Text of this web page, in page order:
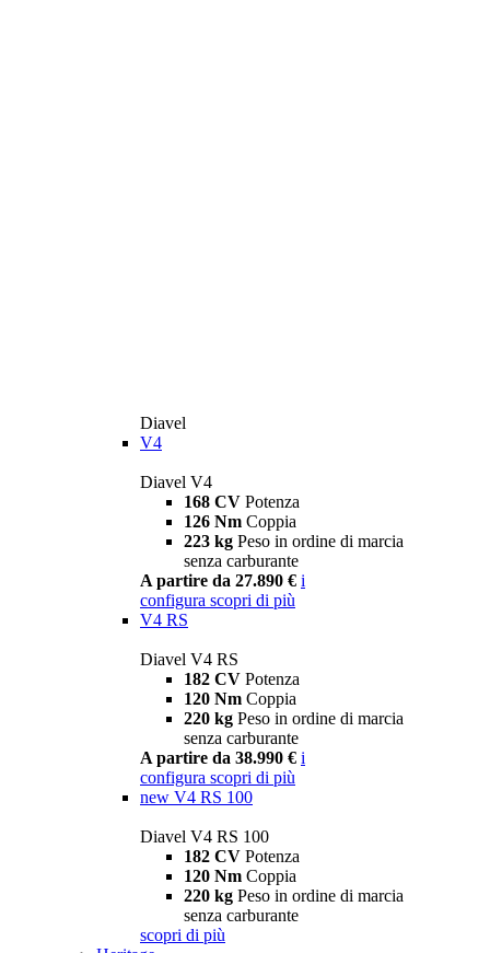
Diavel
V4
Diavel V4
168 CV Potenza
126 Nm Coppia
223 kg Peso in ordine di marcia
senza carburante
A partire da 27.890 € i
configura scopri di più
V4 RS
Diavel V4 RS
182 CV Potenza
120 Nm Coppia
220 kg Peso in ordine di marcia
senza carburante
A partire da 38.990 € i
configura scopri di più
new V4 RS 100
Diavel V4 RS 100
182 CV Potenza
120 Nm Coppia
220 kg Peso in ordine di marcia
senza carburante
scopri di più